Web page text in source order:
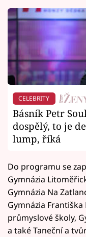
CELEBRITY
Básník Petr
dospělý, to je
lump, říká
Do programu se
Gymnázia
Gymnázia Na
Gymnázia
průmyslové školy,
a také Taneční a